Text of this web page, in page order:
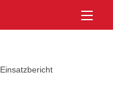
Einsatzbericht